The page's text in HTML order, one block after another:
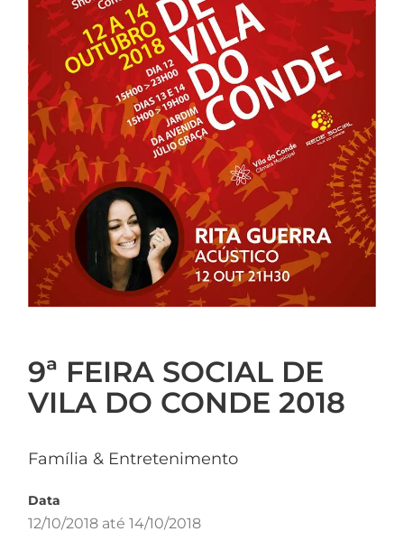
9ª FEIRA SOCIAL DE
VILA DO CONDE 2018
Família & Entretenimento
Data
12/10/2018 até 14/10/2018